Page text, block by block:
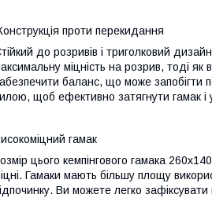
проти перекидання
до розривів і триголковий
міцність на розрив, тоді
баланс, що може запобігти
щоб ефективно затягнути гамак і
гамак
цього кемпінгового гамака
Гамаки мають більшу площу
Ви можете легко